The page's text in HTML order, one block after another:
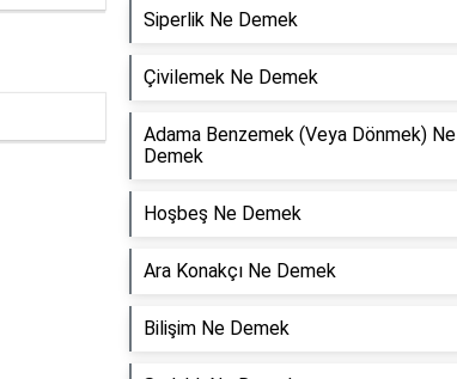
Siperlik Ne Demek
Çivilemek Ne Demek
Adama Benzemek (Veya Dönmek) Ne
Demek
Hoşbeş Ne Demek
Ara Konakçı Ne Demek
Bilişim Ne Demek